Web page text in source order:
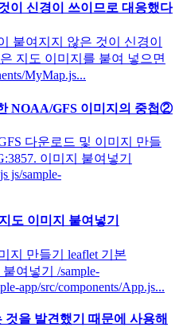
이 신경이 쓰이므로 대응했다
붙여지지 않은 것이 신경이
지도 이미지를 붙여 넣으면
MyMap.js...
NOAA/GFS 이미지의 중첩②
다운로드 및 이미지 만들
이미지 붙여넣기
js/sample-
도 이미지 붙여넣기
지 만들기 leaflet 기본
여넣기 /sample-
app/src/components/App.js...
것을 발견했기 때문에 사용해